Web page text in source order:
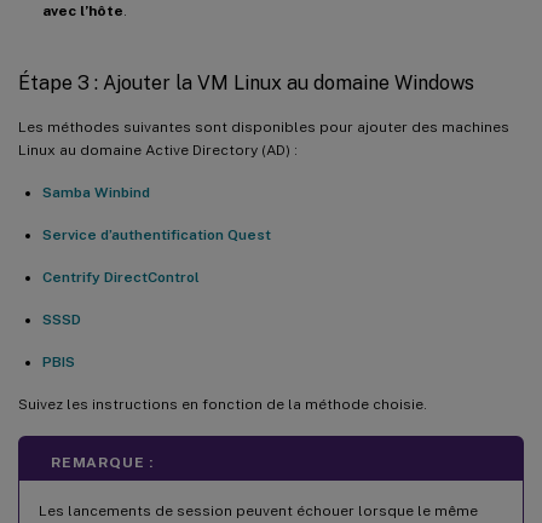
avec l’hôte
Étape 3 : Ajouter la VM Linux au domaine Windows
Les méthodes suivantes sont disponibles pour ajouter des machines
Linux au domaine Active Directory (AD) :
Samba Winbind
Service d’authentification Quest
Centrify DirectControl
SSSD
PBIS
Suivez les instructions en fonction de la méthode choisie.
REMARQUE :
Les lancements de session peuvent échouer lorsque le même